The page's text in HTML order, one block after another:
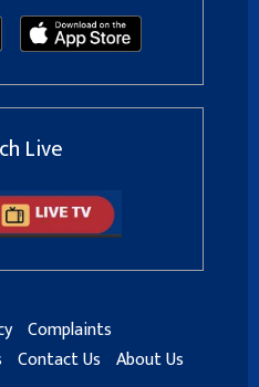
Live
Complaints
Contact Us About Us